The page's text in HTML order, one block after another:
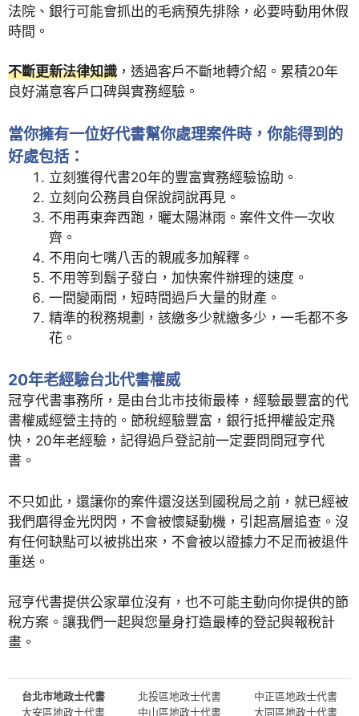
法院、銀行可能會抓出的毛病預先排除，必要時動用休假
時間。
不斷更新法律知識 ，透過客戶不斷地轉介紹。累積20年
良好滿意客戶口碑與實務經驗。
當你擁有一位好代書幫你處理案件時，你能得到的
好處包括：
立刻獲得代書20年的豐富實務經驗協助。
立刻向公務員自保說詞說再見。
不用再東奔西跑，曬太陽淋雨。案件文件一次收
齊。
不用向七嘴八舌的親戚多加解釋。
不用等到鬍子發白，加快案件辦理的速度。
一間變兩間，短時間過戶大量的財產。
精準的稅務規劃，該繳多少就繳多少，一毛都不多
花。
20年老經驗台北代書權威
冠亨代書事務所，是由台北市技術最棒，經驗最豐富的代
書權威經營主持的。節稅經驗豐富，銀行抵押權設定飛
快，20年老經驗，記得過戶登記前一定要問問冠亨代
書。
不只如此，還讓你的案件還沒送到國稅局之前，就已經被
我們磨得金光閃閃，不會被懷疑動機，引起高層追查。沒
有任何缺點可以被挑出來，不會被以證據力不足而被退件
重送。
冠亨代書提供公家單位沒有，也不可能主動向你提供的節
稅方案。讓我們一起與您量身打造最棒的登記與報稅計
畫。
台北市地政士代書
大安區地政士代書
北投區地政士代書
中山區地政士代書
中正區地政士代書
大同區地政士代書